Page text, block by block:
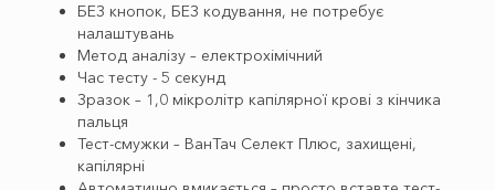
БЕЗ кнопок, БЕЗ кодування, не потребує
налаштувань
Метод аналізу – електрохімічний
Час тесту - 5 секунд
Зразок – 1,0 мікролітр капілярної крові з кінчика
пальця
Тест-смужки – ВанТач Селект Плюс, захищені,
капілярні